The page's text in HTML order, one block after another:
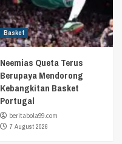
Basket
Neemias Queta Terus
Berupaya Mendorong
Kebangkitan Basket
Portugal
beritabola99.com
7 August 2026